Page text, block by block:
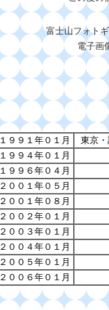
富士山フォト
電子画
１９９１年０１月
東京
１９９４年０１月
１９９６年０４月
２００１年０５月
２００１年０８月
２００２年０１月
２００３年０１月
２００４年０１月
２００５年０１月
２００６年０１月